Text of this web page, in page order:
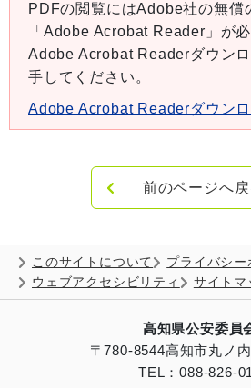
PDFの閲覧にはAdobe社の無償
「Adobe Acrobat Reader」が
Adobe Acrobat Readerダウン
手してください。
Adobe Acrobat Readerダウン
前のページへ戻
このサイトについて
プライバシー
ウェブアクセシビリティ
サイトマ
高知県公安委員
〒780-8544高知市丸ノ
TEL：088-826-